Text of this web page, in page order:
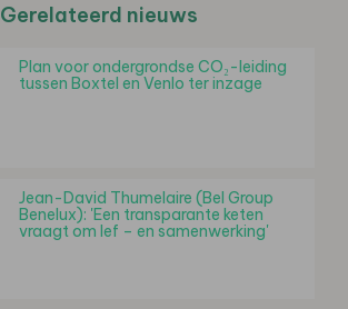
Gerelateerd nieuws
Plan voor ondergrondse CO₂-leiding
tussen Boxtel en Venlo ter inzage
Jean-David Thumelaire (Bel Group
Benelux): 'Een transparante keten
vraagt om lef – en samenwerking'